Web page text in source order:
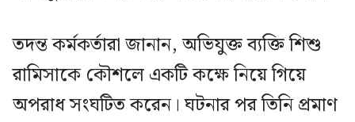
তদন্ত কর্মকর্তারা জানান, অভিযুক্ত ব্যক্তি শিশু
রামিসাকে কৌশলে একটি কক্ষে নিয়ে গিয়ে
অপরাধ সংঘটিত করেন। ঘটনার পর তিনি প্রমাণ